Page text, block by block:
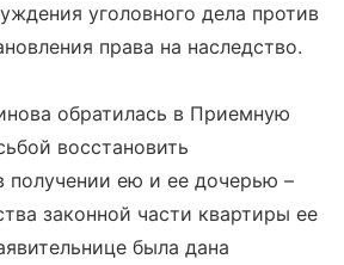
уголовного дела против
права на наследство.
обратилась в Приемную
восстановить
получении ею и ее дочерью –
законной части квартиры ее
была дана